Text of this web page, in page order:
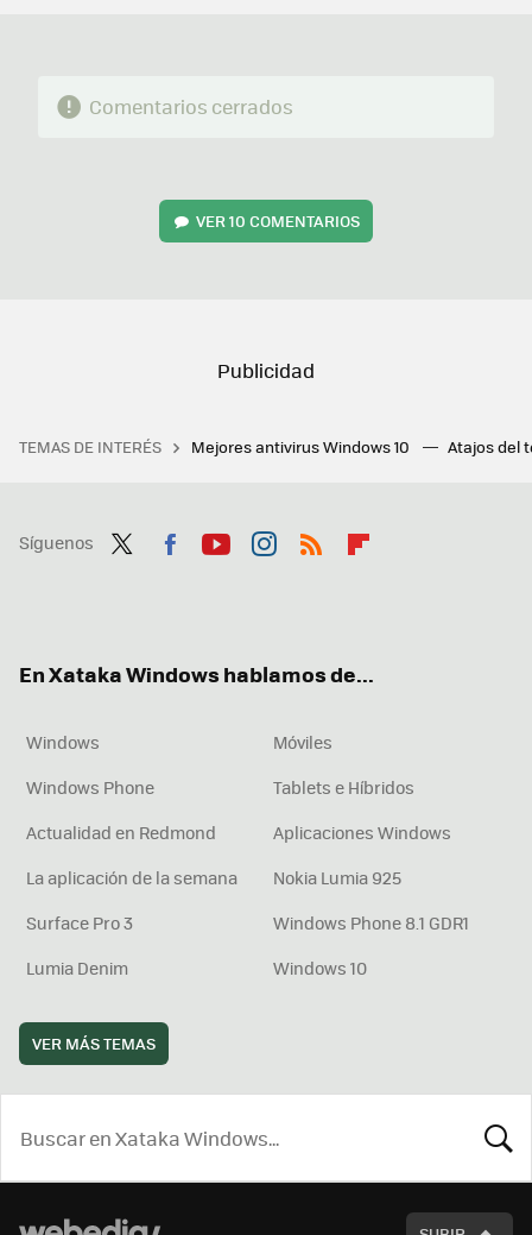
Comentarios cerrados
VER10 COMENTARIOS
TEMAS DE INTERÉS Mejores antivirus Windows 10 Atajos del
Síguenos
En Xataka Windows hablamos de...
Windows
Móviles
Windows Phone
Tablets e Híbridos
Actualidad en Redmond
Aplicaciones Windows
La aplicación de la semana
Nokia Lumia 925
Surface Pro 3
Windows Phone 8.1 GDR1
Lumia Denim
Windows 10
VER MÁS TEMAS